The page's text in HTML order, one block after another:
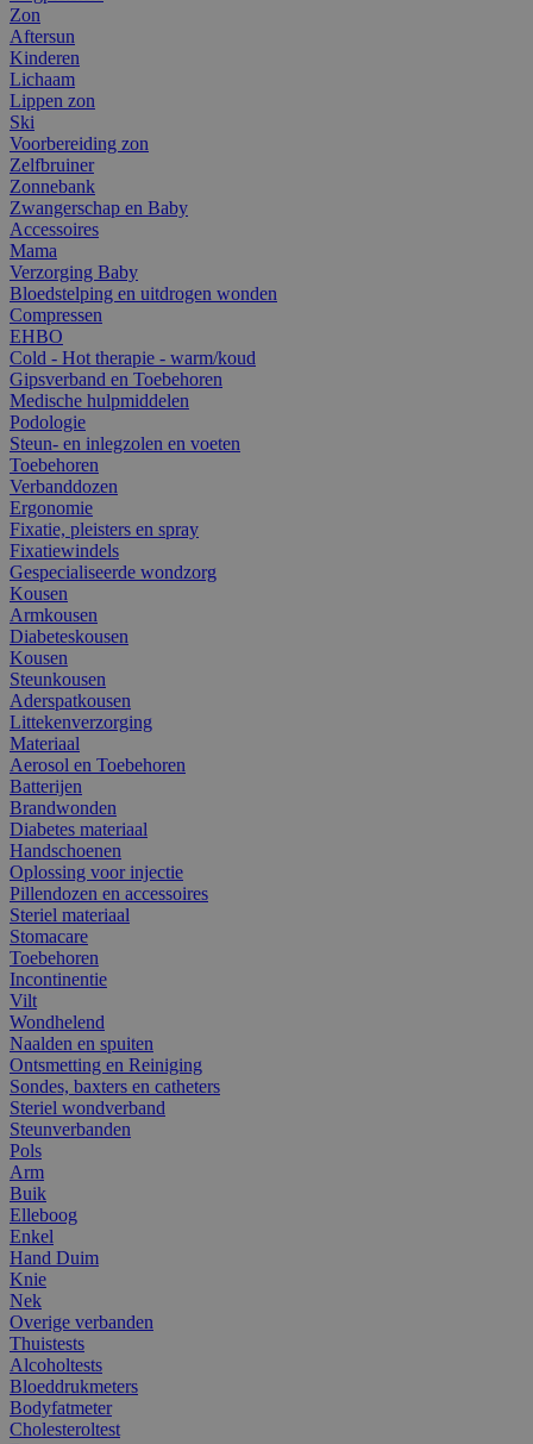
Zon
Aftersun
Kinderen
Lichaam
Lippen zon
Ski
Voorbereiding zon
Zelfbruiner
Zonnebank
Zwangerschap en Baby
Accessoires
Mama
Verzorging Baby
Bloedstelping en uitdrogen wonden
Compressen
EHBO
Cold - Hot therapie - warm/koud
Gipsverband en Toebehoren
Medische hulpmiddelen
Podologie
Steun- en inlegzolen en voeten
Toebehoren
Verbanddozen
Ergonomie
Fixatie, pleisters en spray
Fixatiewindels
Gespecialiseerde wondzorg
Kousen
Armkousen
Diabeteskousen
Kousen
Steunkousen
Aderspatkousen
Littekenverzorging
Materiaal
Aerosol en Toebehoren
Batterijen
Brandwonden
Diabetes materiaal
Handschoenen
Oplossing voor injectie
Pillendozen en accessoires
Steriel materiaal
Stomacare
Toebehoren
Incontinentie
Vilt
Wondhelend
Naalden en spuiten
Ontsmetting en Reiniging
Sondes, baxters en catheters
Steriel wondverband
Steunverbanden
Pols
Arm
Buik
Elleboog
Enkel
Hand Duim
Knie
Nek
Overige verbanden
Thuistests
Alcoholtests
Bloeddrukmeters
Bodyfatmeter
Cholesteroltest